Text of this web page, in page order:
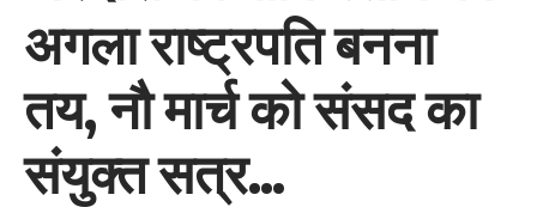
अगला राष्ट्रपति बनना
तय, नौ मार्च को संसद का
संयुक्त सत्र…